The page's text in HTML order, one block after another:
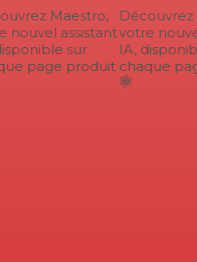
Maestro,
assistant
sur
page produit
Découvrez
votre nouvel
IA,
chaque